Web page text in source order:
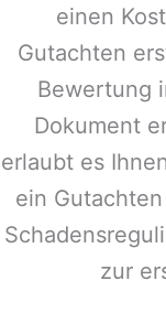
einen
Gutachten
Bewertung
Dokument
erlaubt es
ein
zur